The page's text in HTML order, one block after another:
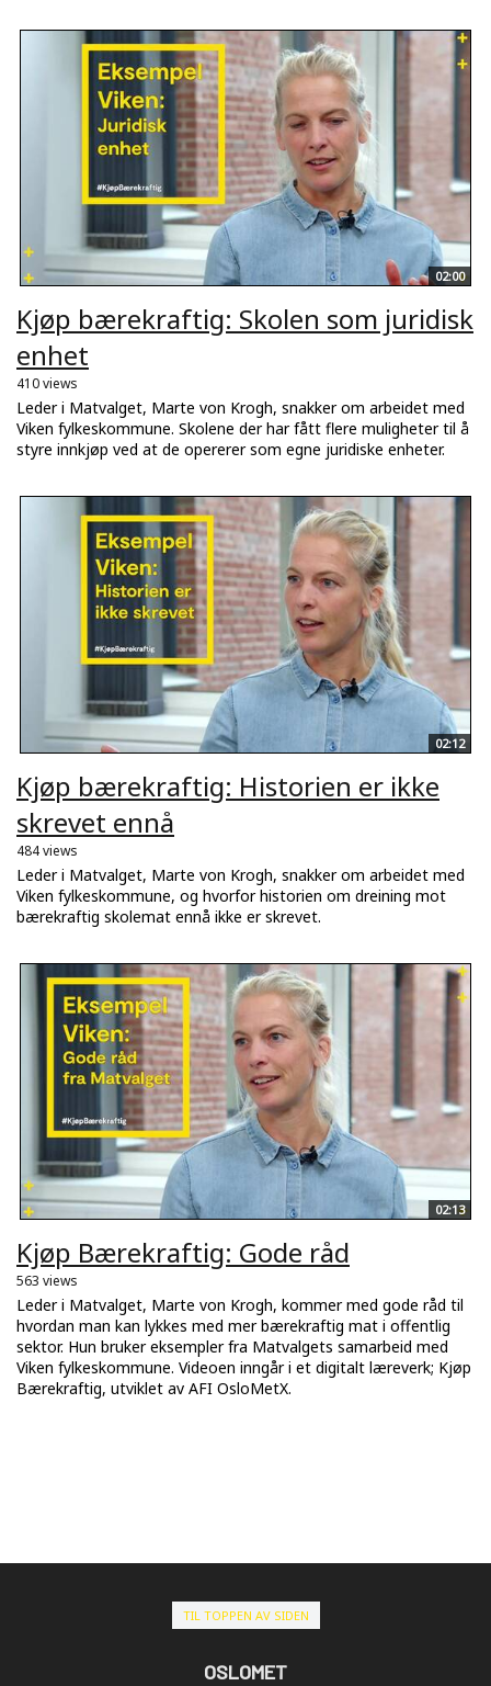
02:00
Kjøp bærekraftig: Skolen som juridisk
enhet
410 views
Leder i Matvalget, Marte von Krogh, snakker om arbeidet med
Viken fylkeskommune. Skolene der har fått flere muligheter til å
styre innkjøp ved at de opererer som egne juridiske enheter.
02:12
Kjøp bærekraftig: Historien er ikke
skrevet ennå
484 views
Leder i Matvalget, Marte von Krogh, snakker om arbeidet med
Viken fylkeskommune, og hvorfor historien om dreining mot
bærekraftig skolemat ennå ikke er skrevet.
02:13
Kjøp Bærekraftig: Gode råd
563 views
Leder i Matvalget, Marte von Krogh, kommer med gode råd til
hvordan man kan lykkes med mer bærekraftig mat i offentlig
sektor. Hun bruker eksempler fra Matvalgets samarbeid med
Viken fylkeskommune. Videoen inngår i et digitalt læreverk; Kjøp
Bærekraftig, utviklet av AFI OsloMetX.
TIL TOPPEN AV SIDEN
OSLOMET